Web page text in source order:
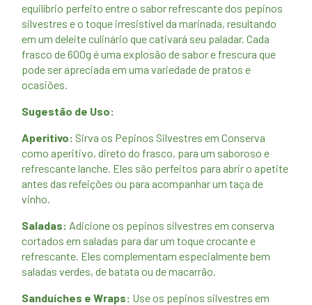
equilíbrio perfeito entre o sabor refrescante dos pepinos
silvestres e o toque irresistível da marinada, resultando
em um deleite culinário que cativará seu paladar. Cada
frasco de 600g é uma explosão de sabor e frescura que
pode ser apreciada em uma variedade de pratos e
ocasiões.
Sugestão de Uso:
Aperitivo: Sirva os Pepinos Silvestres em Conserva
como aperitivo, direto do frasco, para um saboroso e
refrescante lanche. Eles são perfeitos para abrir o apetite
antes das refeições ou para acompanhar um taça de
vinho.
Saladas: Adicione os pepinos silvestres em conserva
cortados em saladas para dar um toque crocante e
refrescante. Eles complementam especialmente bem
saladas verdes, de batata ou de macarrão.
Sanduíches e Wraps: Use os pepinos silvestres em